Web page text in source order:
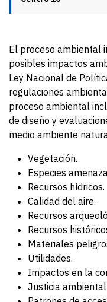
El proceso ambiental
posibles impactos
Ley Nacional de
regulaciones
proceso ambiental
de diseño y
medio ambiente
Vegetación.
Especies
Recursos hídricos.
Calidad del aire.
Recursos
Recursos
Materiales
Utilidades.
Impactos en la
Justicia